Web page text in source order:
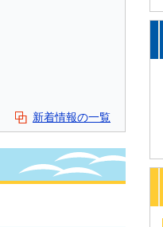
新着情報の一覧